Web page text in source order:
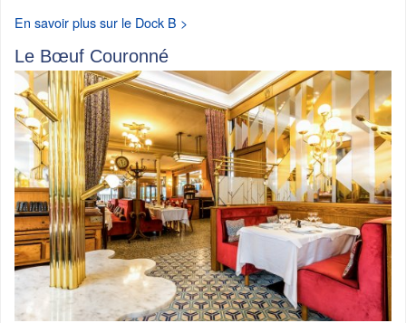
En savoir plus sur le Dock B >
Le Bœuf Couronné